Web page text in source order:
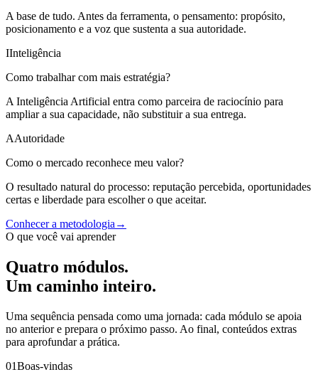
A base de tudo. Antes da ferramenta, o pensamento: propósito,
posicionamento e a voz que sustenta a sua autoridade.
IInteligência
Como trabalhar com mais estratégia?
A Inteligência Artificial entra como parceira de raciocínio para
ampliar a sua capacidade, não substituir a sua entrega.
AAutoridade
Como o mercado reconhece meu valor?
O resultado natural do processo: reputação percebida, oportunidades
certas e liberdade para escolher o que aceitar.
Conhecer a metodologia →
O que você vai aprender
Quatro módulos.
Um caminho inteiro.
Uma sequência pensada como uma jornada: cada módulo se apoia
no anterior e prepara o próximo passo. Ao final, conteúdos extras
para aprofundar a prática.
01Boas-vindas